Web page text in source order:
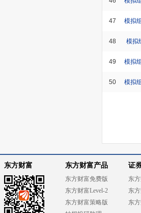
47 模拟
48 模拟
49 模拟
50 模拟